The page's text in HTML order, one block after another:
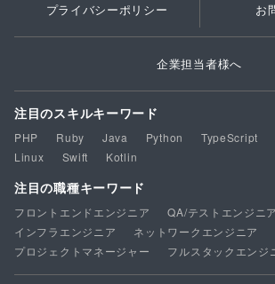
プライバシーポリシー お
企業担当者様へ
注目のスキルキーワード
PHP Ruby Java Python TypeScript
Linux
Swift Kotlin
注目の職種キーワード
フロントエンドエンジニア
QA/テストエンジニア
インフラエンジニア
ネットワークエンジニア
プロジェクトマネージャー
フルスタックエンジ